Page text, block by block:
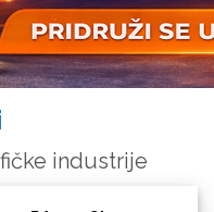
industrije